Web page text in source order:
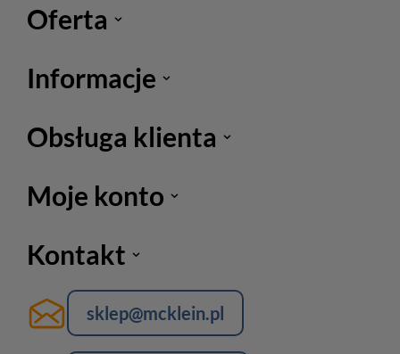
Oferta
Informacje
Obsługa klienta
Moje konto
Kontakt
sklep@mcklein.pl